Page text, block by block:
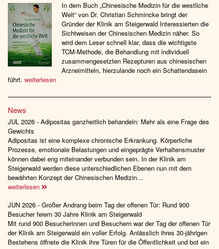
In dem Buch „Chinesische Medizin für die westliche
Welt“ von Dr. Christian Schmincke bringt der
Gründer der Klinik am Steigerwald Interessierten die
Sichtweisen der Chinesischen Medizin näher. So
wird dem Leser schnell klar, dass die wichtigste
TCM-Methode, die Behandlung mit individuell
zusammengesetzten Rezepturen aus chinesischen
Arzneimitteln, hierzulande noch ein Schattendasein
führt. weiterlesen
News
JUL 2026 - Adipositas ganzheitlich behandeln: Mehr als eine Frage des
Gewichts
Adipositas ist eine komplexe chronische Erkrankung. Körperliche
Prozesse, emotionale Belastungen und eingeprägte Verhaltensmuster
können dabei eng miteinander verbunden sein. In der Klinik am
Steigerwald werden diese unterschiedlichen Ebenen nun mit dem
bewährten Konzept der Chinesischen Medizin…
weiterlesen
JUN 2026 - Großer Andrang beim Tag der offenen Tür: Rund 900
Besucher feiern 30 Jahre Klinik am Steigerwald
Mit rund 900 Besucherinnen und Besuchern war der Tag der offenen Tür
der Klinik am Steigerwald ein voller Erfolg. Anlässlich ihres 30-jährigen
Bestehens öffnete die Klinik ihre Türen für die Öffentlichkeit und bot ein